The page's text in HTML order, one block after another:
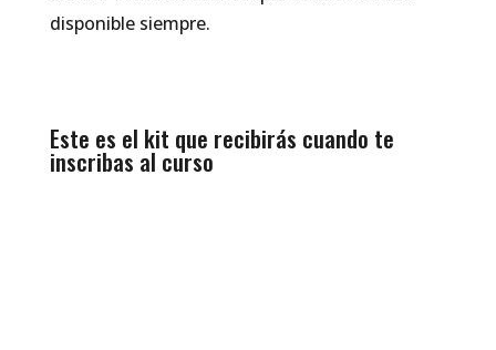
disponible siempre.
Este es el kit que recibirás cuando te
inscribas al curso